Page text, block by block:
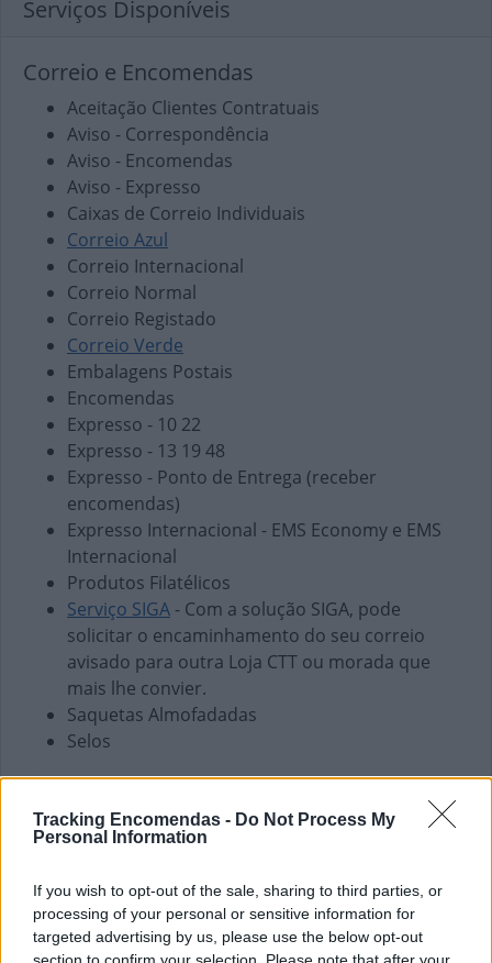
Tracking Encomendas - Do Not Process My
Personal Information
If you wish to opt-out of the sale, sharing to third parties, or
processing of your personal or sensitive information for
targeted advertising by us, please use the below opt-out
Serviços Disponíveis
Correio e Encomendas
Aceitação Clientes Contratuais
Aviso - Correspondência
Aviso - Encomendas
Aviso - Expresso
Caixas de Correio Individuais
Correio Azul
Correio Internacional
Correio Normal
Correio Registado
Correio Verde
Embalagens Postais
Encomendas
Expresso - 10 22
Expresso - 13 19 48
Expresso - Ponto de Entrega (receber
encomendas)
Expresso Internacional - EMS Economy e EMS
Internacional
Produtos Filatélicos
Serviço SIGA - Com a solução SIGA, pode
solicitar o encaminhamento do seu correio
avisado para outra Loja CTT ou morada que
mais lhe convier.
Saquetas Almofadadas
Selos
Finanças e Pagamentos
Envio de vales - Internacionais
Envio de vales - Nacionais
Pagamento de Faturas
Pagamento de Impostos
Pagamento de Portagens